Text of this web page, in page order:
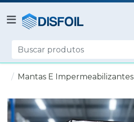
Mantas E Impermeabilizantes